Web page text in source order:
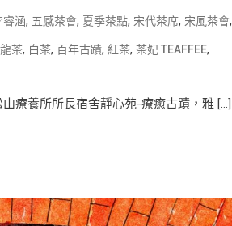
睿涵, 五感茶會, 夏季茶點, 宋代茶席, 宋風茶會,
茶, 白茶, 百年古蹟, 紅茶, 茶妃 TEAFFEE,
療養所所長宿舍靜心苑-療癒古蹟，雅 […]